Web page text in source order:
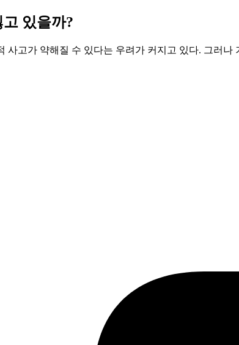
있을까?
고가 약해질 수 있다는 우려가 커지고 있다. 그러나